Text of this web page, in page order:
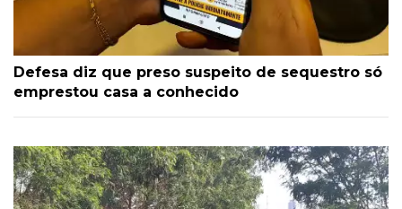
Defesa diz que preso suspeito de sequestro só
emprestou casa a conhecido